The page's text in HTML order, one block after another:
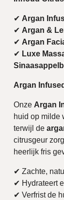
✔ Argan
✔ Argan &
✔ Argan
✔ Luxe
Argan
Onze Argan
huid op milde
terwijl de
citrusgeur
heerlijk fris
✔ Zachte,
✔ Hydrateert
✔ Verfrist de